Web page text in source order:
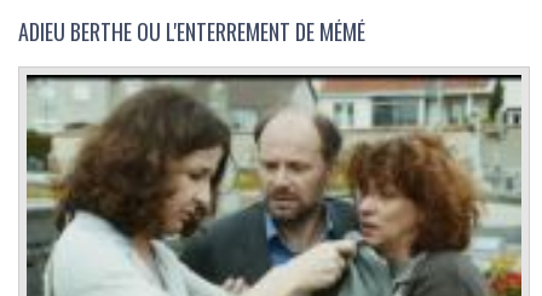
ADIEU BERTHE OU L'ENTERREMENT DE MÉMÉ